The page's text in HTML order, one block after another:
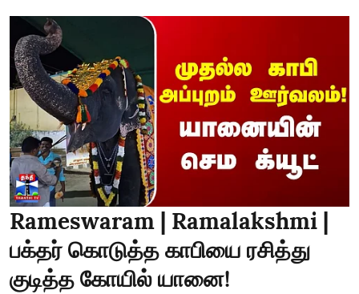
Rameswaram | Ramalakshmi |
பக்தர் கொடுத்த காபியை ரசித்து
குடித்த கோயில் யானை!